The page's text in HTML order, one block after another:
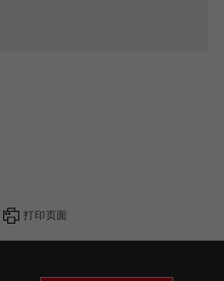
打印页面